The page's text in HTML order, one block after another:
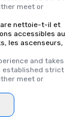
meet or
nettoie-t-il et
accessibles au
les ascenseurs,
and takes
established strict
meet or